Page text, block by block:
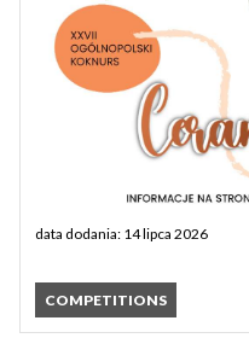
data dodania: 14 lipca 2026
COMPETITIONS